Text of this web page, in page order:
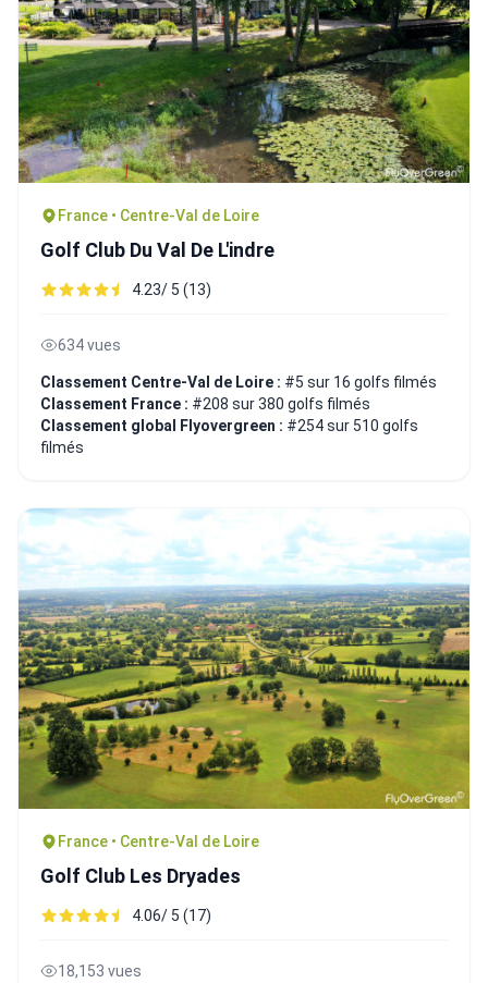
France • Centre-Val de Loire
Golf Club Du Val De L'indre
4.23/ 5 (13)
634 vues
Classement Centre-Val de Loire : #5 sur 16 golfs filmés
Classement France : #208 sur 380 golfs filmés
Classement global Flyovergreen : #254 sur 510 golfs
filmés
France • Centre-Val de Loire
Golf Club Les Dryades
4.06/ 5 (17)
18,153 vues